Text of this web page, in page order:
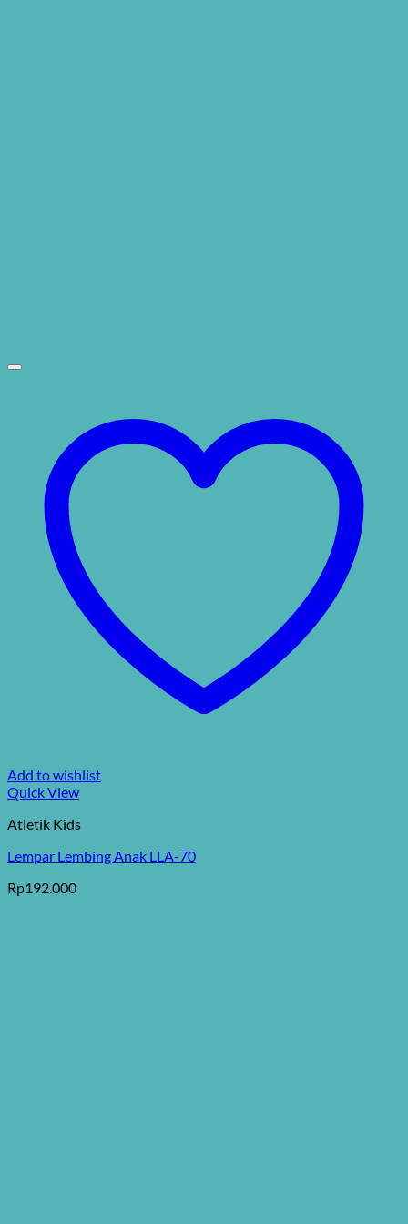
Add to wishlist
Quick View
Atletik Kids
Lempar Lembing Anak LLA-70
Rp192.000